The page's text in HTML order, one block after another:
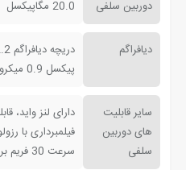
دوربین سلفی 20.0 مگاپیکسل
دیافراگم
پیکسل 0.9 میکرومتر
سایر قابلیت
های دوربین
سلفی
سرعت 30 فریم بر ثانیه